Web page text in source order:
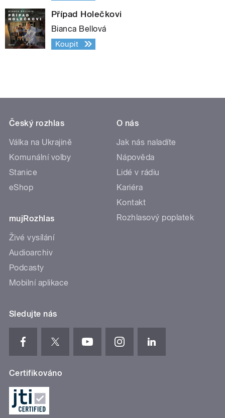
Případ Holečkovi
Bianca Bellová
Koupit
Český rozhlas
Válka na Ukrajině
Komunální volby
Stanice
eShop
mujRozhlas
Živé vysílání
Audioarchiv
Podcasty
Mobilní aplikace
O nás
Jak nás naladíte
Nápověda
Lidé v rádiu
Kariéra
Kontakt
Rozhlasový poplatek
Sledujte nás
Certifikováno